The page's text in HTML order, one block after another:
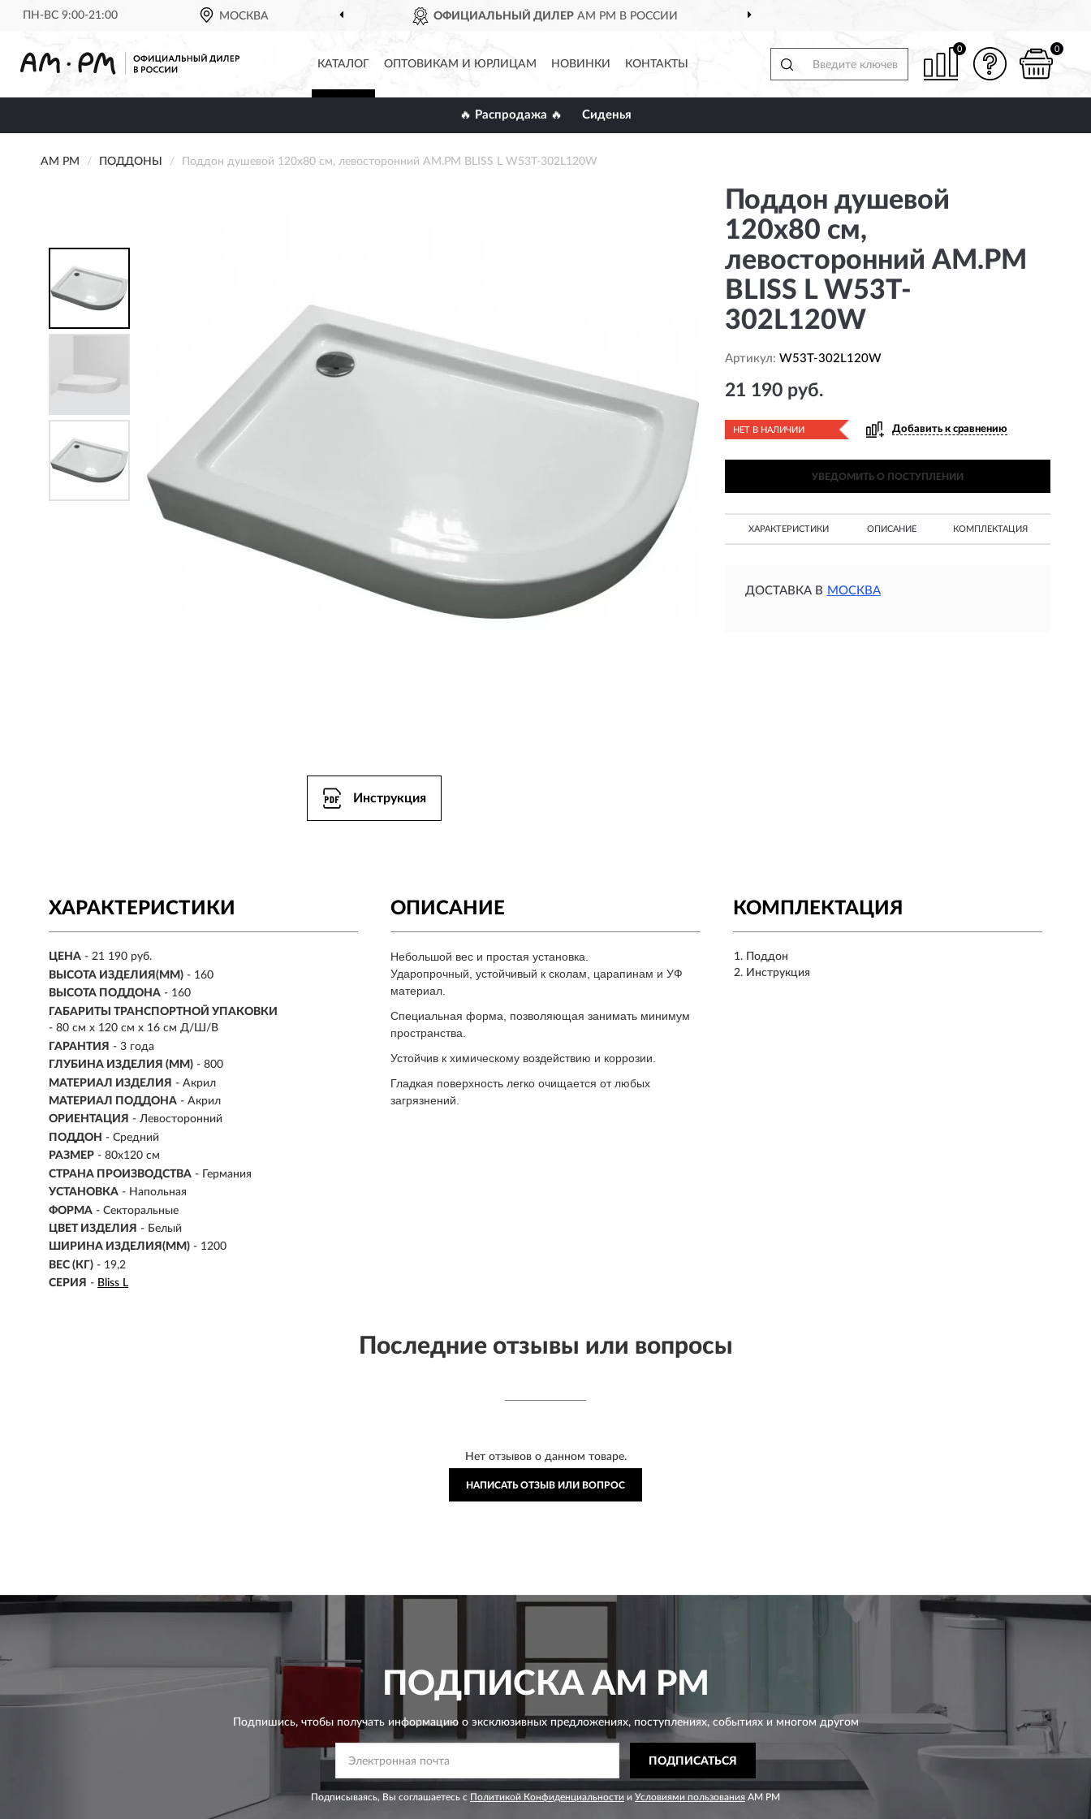
ПН-ВС 9:00-21:00 МОСКВА ОФИЦИАЛЬНЫЙ ДИЛЕР AM PM В РОССИИ
КАТАЛОГ ОПТОВИКАМ И ЮРЛИЦАМ НОВИНКИ КОНТАКТЫ
0 0
🔥 Распродажа 🔥 Сиденья
AM PM ПОДДОНЫ Поддон душевой 120х80 см, левосторонний AM.PM BLISS L W53T-302L120W
Инструкция
Поддон душевой
120х80 см,
левосторонний AM.PM
BLISS L W53T-
302L120W
Артикул: W53T-302L120W
21 190 руб.
НЕТ В НАЛИЧИИ Добавить к сравнению
УВЕДОМИТЬ О ПОСТУПЛЕНИИ
ХАРАКТЕРИСТИКИ ОПИСАНИЕ КОМПЛЕКТАЦИЯ
ДОСТАВКА В МОСКВА
ХАРАКТЕРИСТИКИ
ЦЕНА - 21 190 руб.
ВЫСОТА ИЗДЕЛИЯ(ММ) - 160
ВЫСОТА ПОДДОНА - 160
ГАБАРИТЫ ТРАНСПОРТНОЙ УПАКОВКИ
- 80 см х 120 см х 16 см Д/Ш/В
ГАРАНТИЯ - 3 года
ГЛУБИНА ИЗДЕЛИЯ (ММ) - 800
МАТЕРИАЛ ИЗДЕЛИЯ - Акрил
МАТЕРИАЛ ПОДДОНА - Акрил
ОРИЕНТАЦИЯ - Левосторонний
ПОДДОН - Средний
РАЗМЕР - 80х120 см
СТРАНА ПРОИЗВОДСТВА - Германия
УСТАНОВКА - Напольная
ФОРМА - Секторальные
ЦВЕТ ИЗДЕЛИЯ - Белый
ШИРИНА ИЗДЕЛИЯ(ММ) - 1200
ВЕС (КГ) - 19,2
СЕРИЯ - Bliss L
КОМПЛЕКТАЦИЯ
Поддон
Инструкция
ОПИСАНИЕ
Небольшой вес и простая установка.
Ударопрочный, устойчивый к сколам, царапинам и УФ
материал.
Специальная форма, позволяющая занимать минимум
пространства.
Устойчив к химическому воздействию и коррозии.
Гладкая поверхность легко очищается от любых
загрязнений.
Последние отзывы или вопросы
Нет отзывов о данном товаре.
НАПИСАТЬ ОТЗЫВ ИЛИ ВОПРОС
ПОДПИСКАAM PM
Подпишись, чтобы получать информацию о эксклюзивных предложениях,поступлениях, событиях и многом другом
ПОДПИСАТЬСЯ
Подписываясь, Вы соглашаетесь с Политикой Конфиденциальности и Условиями пользования AM PM